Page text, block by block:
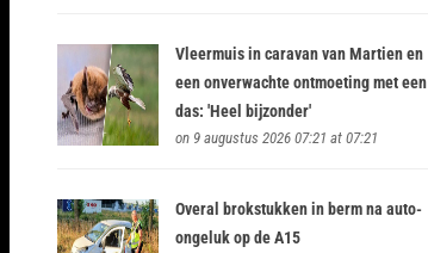
Vleermuis in caravan van Martien en
een onverwachte ontmoeting met een
das: 'Heel bijzonder'
on 9 augustus 2026 07:21 at 07:21
Overal brokstukken in berm na auto-
ongeluk op de A15